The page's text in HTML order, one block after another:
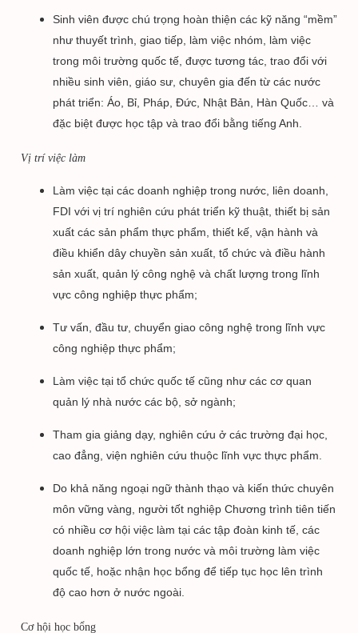
Sinh viên được chú trọng hoàn thiện các kỹ năng “mềm”
như thuyết trình, giao tiếp, làm việc nhóm, làm việc
trong môi trường quốc tế, được tương tác, trao đổi với
nhiều sinh viên, giáo sư, chuyên gia đến từ các nước
phát triển: Áo, Bỉ, Pháp, Đức, Nhật Bản, Hàn Quốc… và
đặc biệt được học tập và trao đổi bằng tiếng Anh.
Vị trí việc làm
Làm việc tại các doanh nghiệp trong nước, liên doanh,
FDI với vị trí nghiên cứu phát triển kỹ thuật, thiết bị sản
xuất các sản phẩm thực phẩm, thiết kế, vận hành và
điều khiển dây chuyền sản xuất, tổ chức và điều hành
sản xuất, quản lý công nghệ và chất lượng trong lĩnh
vực công nghiệp thực phẩm;
Tư vấn, đầu tư, chuyển giao công nghệ trong lĩnh vực
công nghiệp thực phẩm;
Làm việc tại tổ chức quốc tế cũng như các cơ quan
quản lý nhà nước các bộ, sở ngành;
Tham gia giảng dạy, nghiên cứu ở các trường đại học,
cao đẳng, viện nghiên cứu thuộc lĩnh vực thực phẩm.
Do khả năng ngoại ngữ thành thạo và kiến thức chuyên
môn vững vàng, người tốt nghiệp Chương trình tiên tiến
có nhiều cơ hội việc làm tại các tập đoàn kinh tế, các
doanh nghiệp lớn trong nước và môi trường làm việc
quốc tế, hoặc nhận học bổng để tiếp tục học lên trình
độ cao hơn ở nước ngoài.
Cơ hội học bổng